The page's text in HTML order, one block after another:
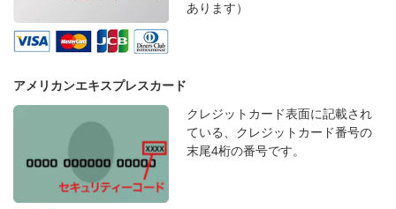
あります）
アメリカンエキスプレスカード
クレジットカード表面に記載され
ている、クレジットカード番号の
末尾4桁の番号です。